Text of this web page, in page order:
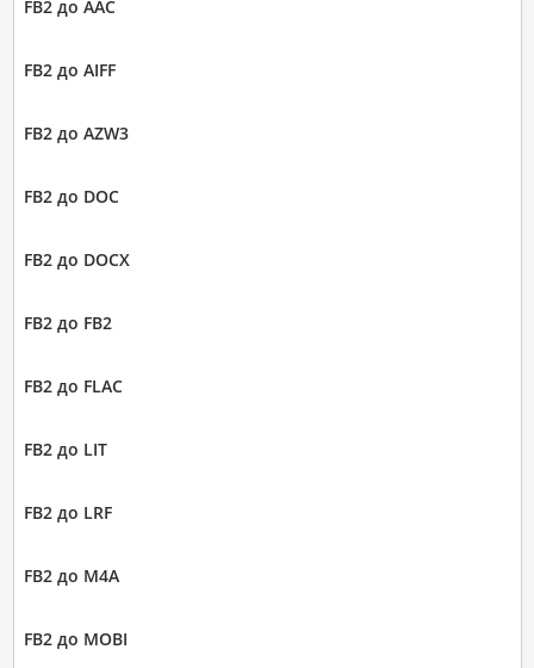
FB2 до AAC
FB2 до AIFF
FB2 до AZW3
FB2 до DOC
FB2 до DOCX
FB2 до FB2
FB2 до FLAC
FB2 до LIT
FB2 до LRF
FB2 до M4A
FB2 до MOBI